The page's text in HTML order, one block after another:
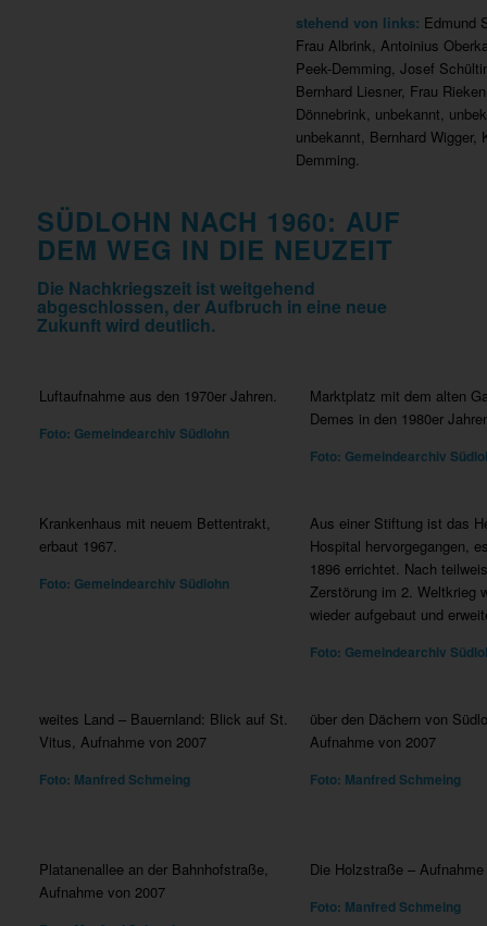
stehend von links: Edmund
Frau Albrink, Antoinius
Peek-Demming, Josef
Bernhard Liesner, Frau
Dönnebrink, unbekannt,
unbekannt, Bernhard Wigger,
Demming.
SÜDLOHN NACH 1960: AUF
DEM WEG IN DIE NEUZEIT
Die Nachkriegszeit ist weitgehend
abgeschlossen, der Aufbruch in eine neue
Zukunft wird deutlich.
Luftaufnahme aus den 1970er Jahren.
Foto: Gemeindearchiv Südlohn
Marktplatz mit dem alten
Demes in den 1980er
Foto: Gemeindearchiv
Krankenhaus mit neuem Bettentrakt,
erbaut 1967.
Foto: Gemeindearchiv Südlohn
Aus einer Stiftung ist das
Hospital hervorgegangen,
1896 errichtet. Nach
Zerstörung im 2. Weltkrieg
wieder aufgebaut und
Foto: Gemeindearchiv
weites Land – Bauernland: Blick auf St.
Vitus, Aufnahme von 2007
Foto: Manfred Schmeing
über den Dächern von
Aufnahme von 2007
Foto: Manfred Schmeing
Platanenallee an der Bahnhofstraße,
Aufnahme von 2007
Die Holzstraße –
Foto: Manfred Schmeing